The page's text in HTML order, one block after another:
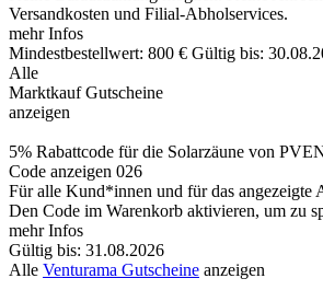
Versandkosten und Filial-Abholservices.
mehr Infos
Mindestbestellwert: 800 € Gültig bis:
Alle
Marktkauf Gutscheine
anzeigen
5% Rabattcode für die Solarzäune von
Code anzeigen 026
Für alle Kund*innen und für das angezeigte
Den Code im Warenkorb aktivieren, um zu
mehr Infos
Gültig bis: 31.08.2026
Alle Venturama Gutscheine anzeigen